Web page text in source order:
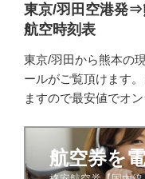
東京/羽田空港発⇒
航空時刻表
東京/羽田から熊本の
ールがご覧頂けます
ますので最安値でオ